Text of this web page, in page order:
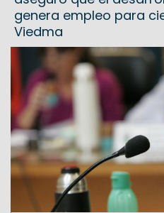
genera empleo para
Viedma